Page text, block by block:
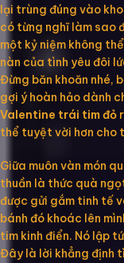
lại trùng đúng vào
có từng nghĩ làm sao
một kỷ niệm không
nàn của tình yêu đôi
Đừng băn khoăn nhé,
gợi ý hoàn hảo dành
Valentine trái tim đỏ
thể tuyệt vời hơn cho
Giữa muôn vàn món
thuần là thức quà
được gửi gắm tinh tế
bánh đó khoác lên
tim kinh điển. Nó lập
Đây là lời khẳng định